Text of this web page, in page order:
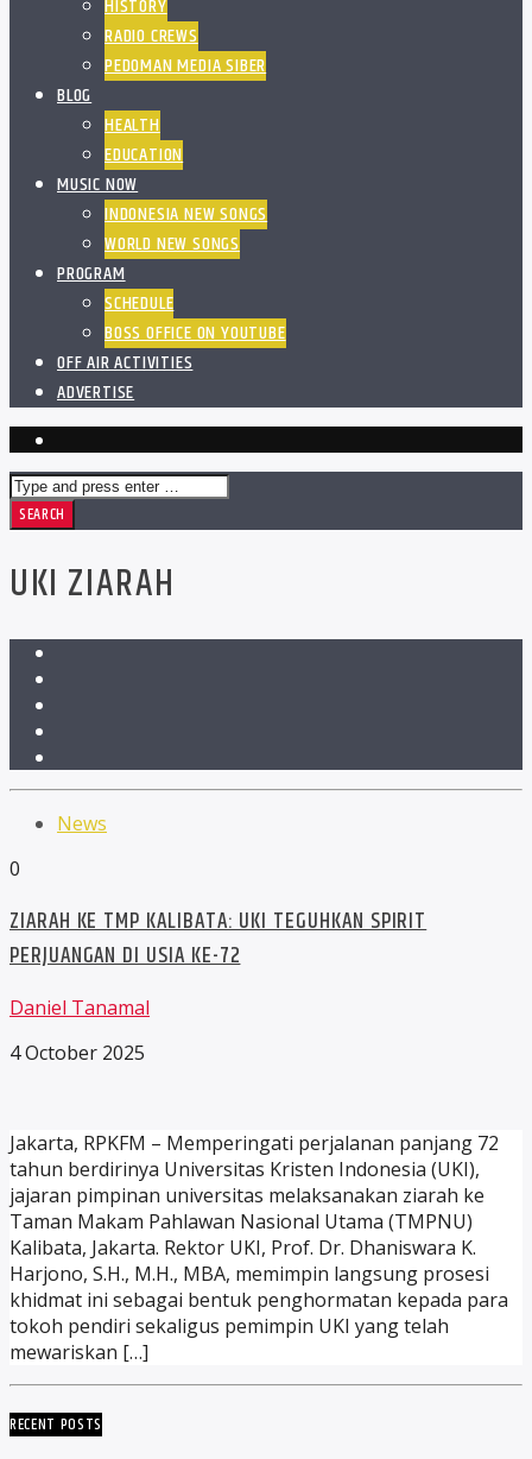
HISTORY
RADIO CREWS
PEDOMAN MEDIA SIBER
BLOG
HEALTH
EDUCATION
MUSIC NOW
INDONESIA NEW SONGS
WORLD NEW SONGS
PROGRAM
SCHEDULE
BOSS OFFICE ON YOUTUBE
OFF AIR ACTIVITIES
ADVERTISE
UKI ZIARAH
News
0
ZIARAH KE TMP KALIBATA: UKI TEGUHKAN SPIRIT
PERJUANGAN DI USIA KE-72
Daniel Tanamal
4 October 2025
Jakarta, RPKFM – Memperingati perjalanan panjang 72
tahun berdirinya Universitas Kristen Indonesia (UKI),
jajaran pimpinan universitas melaksanakan ziarah ke
Taman Makam Pahlawan Nasional Utama (TMPNU)
Kalibata, Jakarta. Rektor UKI, Prof. Dr. Dhaniswara K.
Harjono, S.H., M.H., MBA, memimpin langsung prosesi
khidmat ini sebagai bentuk penghormatan kepada para
tokoh pendiri sekaligus pemimpin UKI yang telah
mewariskan […]
RECENT POSTS